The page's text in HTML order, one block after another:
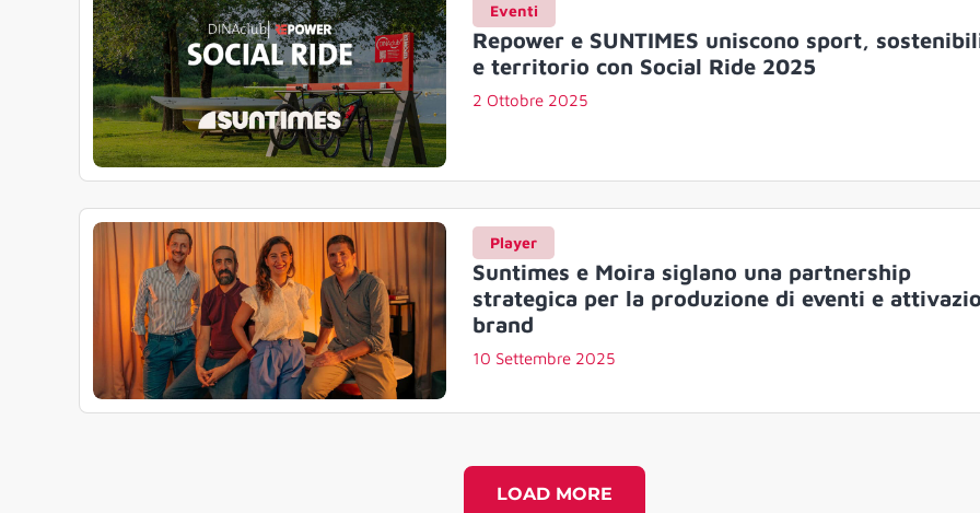
Eventi
Repower e SUNTIMES uniscono sport,
e territorio con Social Ride 2025
2 Ottobre 2025
Player
Suntimes e Moira siglano una partnership
strategica per la produzione di eventi e
brand
10 Settembre 2025
LOAD MORE